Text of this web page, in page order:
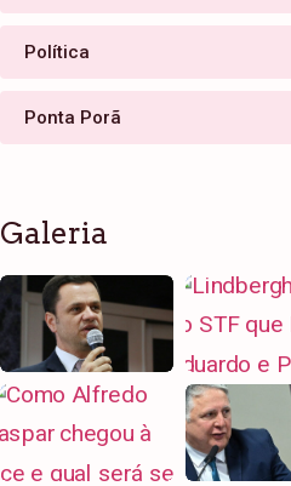
Política
Ponta Porã
Galeria